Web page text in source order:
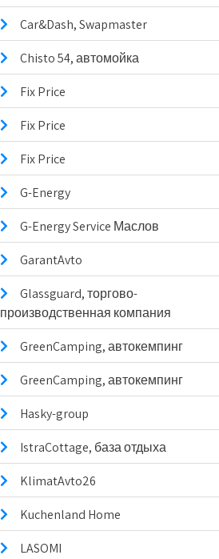
Car&Dash, Swapmaster
Chisto 54, автомойка
Fix Price
Fix Price
Fix Price
G-Energy
G-Energy Service Маслов
GarantAvto
Glassguard, торгово-
производственная компания
GreenCamping, автокемпинг
GreenCamping, автокемпинг
Hasky-group
IstraCottage, база отдыха
KlimatAvto26
Kuchenland Home
LASOMI